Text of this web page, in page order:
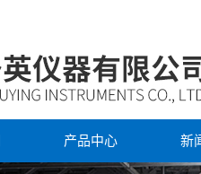
产品中心 新